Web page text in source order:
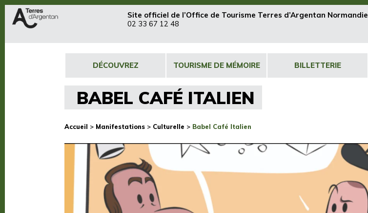
Site officiel de l’Office de Tourisme Terres d’Argentan Normandie
02 33 67 12 48
DÉCOUVREZ TOURISME DE MÉMOIRE BILLETTERIE
BABEL CAFÉ ITALIEN
Accueil > Manifestations > Culturelle > Babel Café Italien